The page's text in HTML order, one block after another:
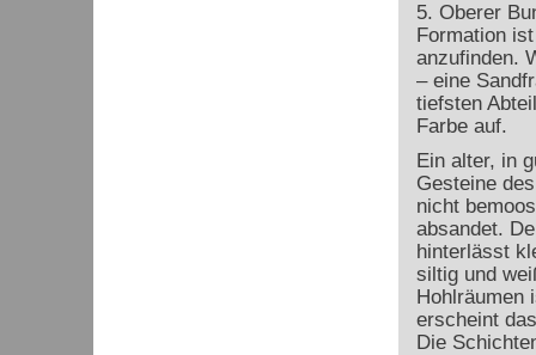
5. Oberer
Formation
anzufinden.
– eine
tiefsten
Farbe auf.
Ein alter, in
Gesteine
nicht
absandet.
hinterlässt
siltig und
Hohlräumen
erscheint
Die